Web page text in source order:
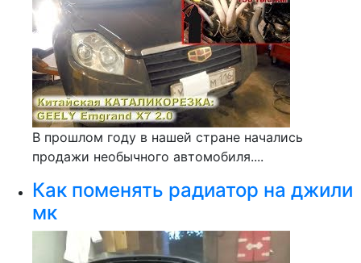
В прошлом году в нашей стране начались
продажи необычного автомобиля....
Как поменять радиатор на джили
мк